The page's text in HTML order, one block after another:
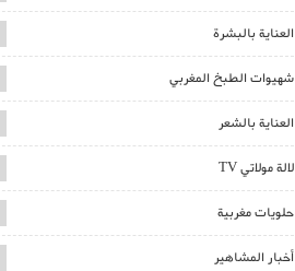
العناية بالبشرة
شهيوات الطبخ المغربي
العناية بالشعر
لالة مولاتي TV
حلويات مغربية
أخبار المشاهير